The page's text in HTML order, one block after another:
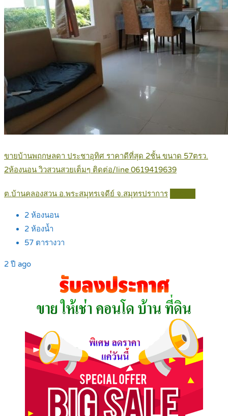
ขายบ้านพฤกษลดา ประชาอุทิศ ราคาดีที่สุด 2ชั้น ขนาด 57ตรว.
2ห้องนอน วิวสวนสวยเต็มๆ ติดต่อ/line 0619419639
ต.บ้านคลองสวน อ.พระสมุทรเจดีย์ จ.สมุทรปราการ
2 ห้องนอน
2 ห้องน้ำ
57 ตารางวา
2 ปี ago